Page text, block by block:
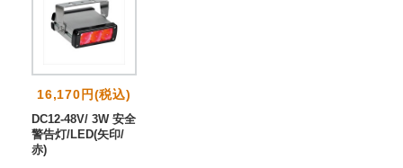
16,170円(税込)
DC12-48V/ 3W 安全
警告灯/LED(矢印/
赤)